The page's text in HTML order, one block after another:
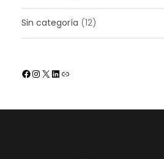
Sin categoría (12)
Facebook InstagramX LinkedIn Enlace